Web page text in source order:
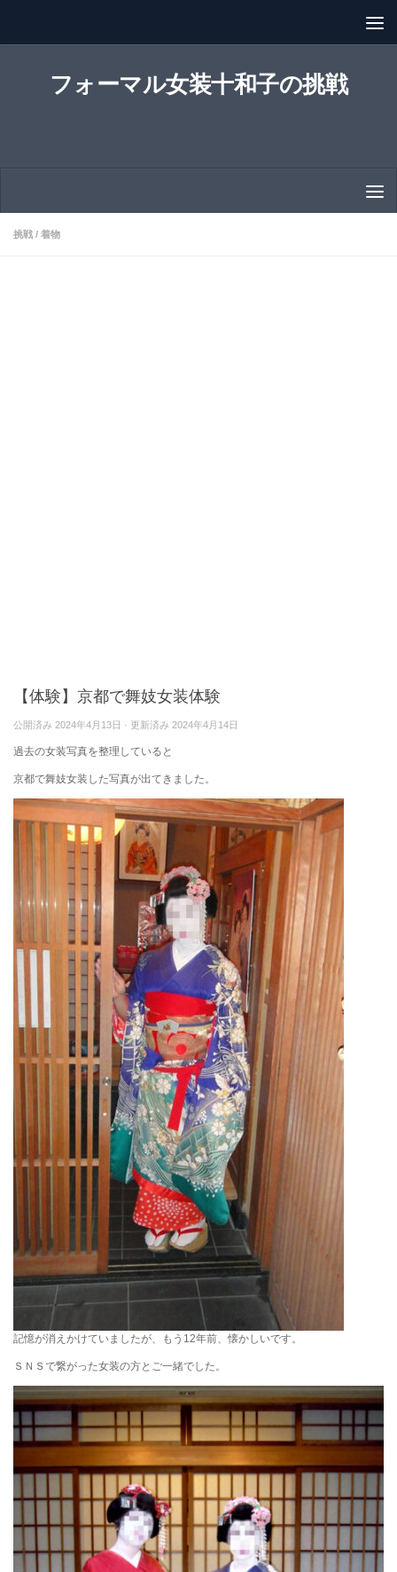
フォーマル女装十和子の挑戦
挑戦 / 着物
【体験】京都で舞妓女装体験
公開済み 2024年4月13日 · 更新済み 2024年4月14日
過去の女装写真を整理していると
京都で舞妓女装した写真が出てきました。
記憶が消えかけていましたが、もう12年前、懐かしいです。
ＳＮＳで繋がった女装の方とご一緒でした。